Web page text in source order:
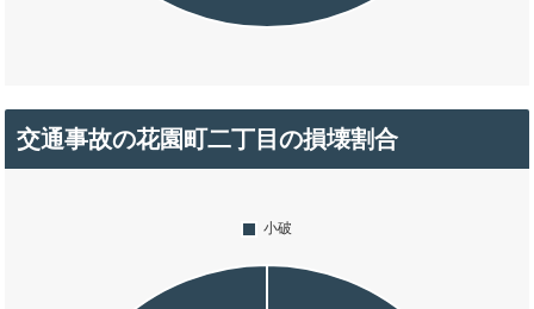
交通事故の花園町二丁目の損壊割合